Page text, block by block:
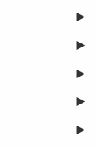
►
►
►
►
►